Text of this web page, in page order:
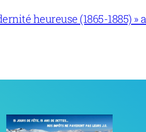
heureuse (1865-1885) »